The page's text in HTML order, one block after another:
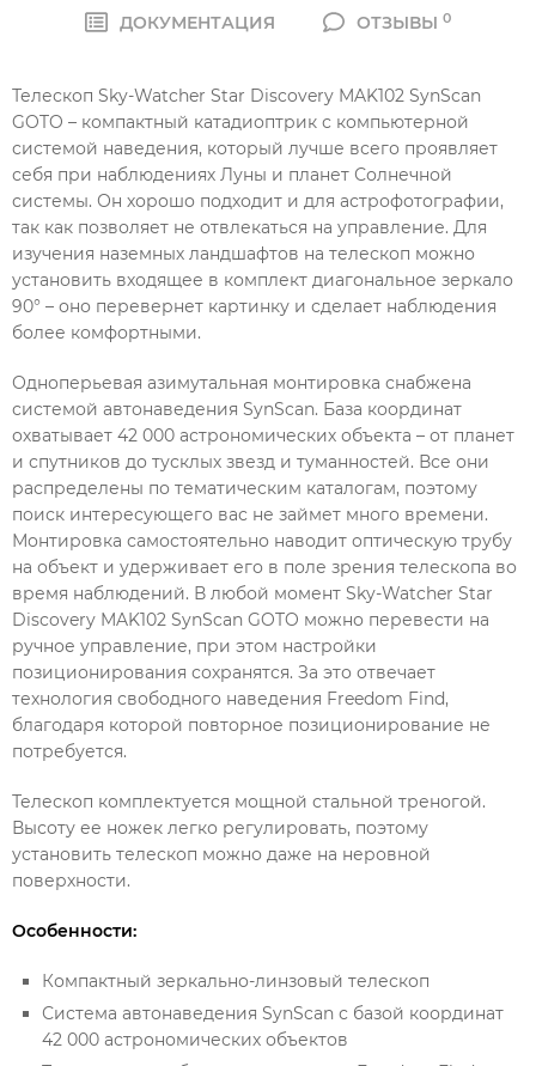
ДОКУМЕНТАЦИЯ
ОТЗЫВЫ0
Телескоп Sky-Watcher Star Discovery MAK102 SynScan
GOTO – компактный катадиоптрик с компьютерной
системой наведения, который лучше всего проявляет
себя при наблюдениях Луны и планет Солнечной
системы. Он хорошо подходит и для астрофотографии,
так как позволяет не отвлекаться на управление. Для
изучения наземных ландшафтов на телескоп можно
установить входящее в комплект диагональное зеркало
90° – оно перевернет картинку и сделает наблюдения
более комфортными.
Одноперьевая азимутальная монтировка снабжена
системой автонаведения SynScan. База координат
охватывает 42 000 астрономических объекта – от планет
и спутников до тусклых звезд и туманностей. Все они
распределены по тематическим каталогам, поэтому
поиск интересующего вас не займет много времени.
Монтировка самостоятельно наводит оптическую трубу
на объект и удерживает его в поле зрения телескопа во
время наблюдений. В любой момент Sky-Watcher Star
Discovery MAK102 SynScan GOTO можно перевести на
ручное управление, при этом настройки
позиционирования сохранятся. За это отвечает
технология свободного наведения Freedom Find,
благодаря которой повторное позиционирование не
потребуется.
Телескоп комплектуется мощной стальной треногой.
Высоту ее ножек легко регулировать, поэтому
установить телескоп можно даже на неровной
поверхности.
Особенности:
Компактный зеркально-линзовый телескоп
Система автонаведения SynScan с базой координат
42 000 астрономических объектов